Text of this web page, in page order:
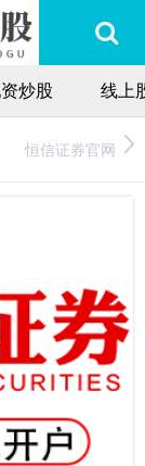
炒股 线上
恒信证券官网